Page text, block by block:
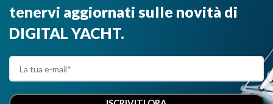
tenervi aggiornati sulle novità di
DIGITAL YACHT.